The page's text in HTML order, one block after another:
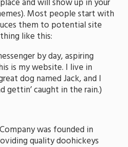
and will show up in your
Most people start with
them to potential site
like this:
by day, aspiring
is my website. I live in
dog named Jack, and I
gettin’ caught in the rain.)
was founded in
quality doohickeys